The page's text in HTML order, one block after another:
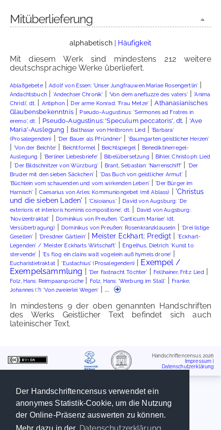
Der Handschriftencensus verwendet ein
anonymes Statistik-Cookie, um die Nutzung
der Online-Präsenz auswerten zu können.
Mitüberlieferung
alphabetisch| Häufigkeit
Mit diesem Werk sind mindestens 212 weitere
deutschsprachige Werke überliefert.
Ablaßgebete|Adolf von Essen: 'Unser Jungfrauwen Mariae Rosengertlin' |
Andachtsbuch|'Andechser Chronik' | 'Von dem anefluzze des vaters'|'Anima
Christi', dt. | Antiphon| Der arme Konrad: 'Frau Metze'|Athanasianisches
Glaubensbekenntnis| Pseudo-Augustinus: 'Sermones ad Fratres in
eremo', dt.| Pseudo-Augustinus: 'Speculum peccatoris', dt. | 'Ave
Maria'-Auslegung | Balthasar von Heilbronn: Lied|'Barbara'
(Prosalegenden) | 'Der Bauer als Pfründner'|'Baumgarten geistlicher Herzen'
|'Von der Beichte' | Beichtformel | Beichtspiegel | Benediktinerregel-
Auslegung | 'Berliner Liebesbriefe' | Bibelübersetzung | Bihler, Christoph: Lied
|'Der Bildschnitzer von Würzburg' | Brant, Sebastian: 'Narrenschiff' | 'Der
Bruder mit den sieben Säckchen'|'Das Buch von geistlicher Armut' |
'Büchlein vom schauenden und vom wirkenden Leben'|'Der Bürger im
Harnisch' | Caesarius von Arles: Kommuniongebet (mit Ablass) | 'Christus
und die sieben Laden' | 'Cisioianus'| David von Augsburg: 'De
exterioris et interioris hominis compositione', dt. | David von Augsburg:
'Novizentraktat' | Dominikus von Preußen: 'Canticum Mariae' (dt.
Versübertragung) | Dominikus von Preußen: Rosenkranzklauseln |'Drei listige
Gesellen' | 'Dresdner Gärtlein'| Meister Eckhart: Predigt | 'Eckhart-
Legenden' / 'Meister Eckharts Wirtschaft' | Engelhus, Dietrich: 'Kunst to
stervende' |'Es flog ein clains walt vogelein auß hymels drone' |
Eucharistietraktat|'Eustachius' (Prosalegenden)| Exempel /
Exempelsammlung | 'Der Fastnacht Töchter' | Fellhainer, Fritz: Lied|
Folz, Hans: Reimpaarsprüche | Folz, Hans: 'Werbung im Stall' | Franke,
Johannes (?): 'Von zweierlei Wegen' | ...
In mindestens 9 der oben genannten Handschriften
des Werks Geistlicher Text befindet sich auch
lateinischer Text.
Handschriftencensus 2026
Impressum
Datenschutzerklärung